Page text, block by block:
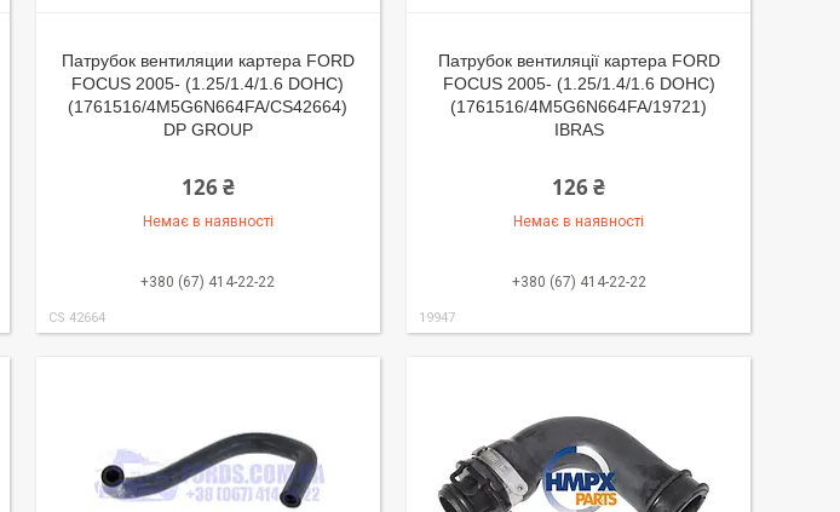
Патрубок вентиляции картера FORD
FOCUS 2005- (1.25/1.4/1.6 DOHC)
(1761516/4M5G6N664FA/CS42664)
DP GROUP
126 ₴
Немає в наявності
+380 (67) 414-22-22
CS 42664
Патрубок вентиляції картера FORD
FOCUS 2005- (1.25/1.4/1.6 DOHC)
(1761516/4M5G6N664FA/19721)
IBRAS
126 ₴
Немає в наявності
+380 (67) 414-22-22
19947